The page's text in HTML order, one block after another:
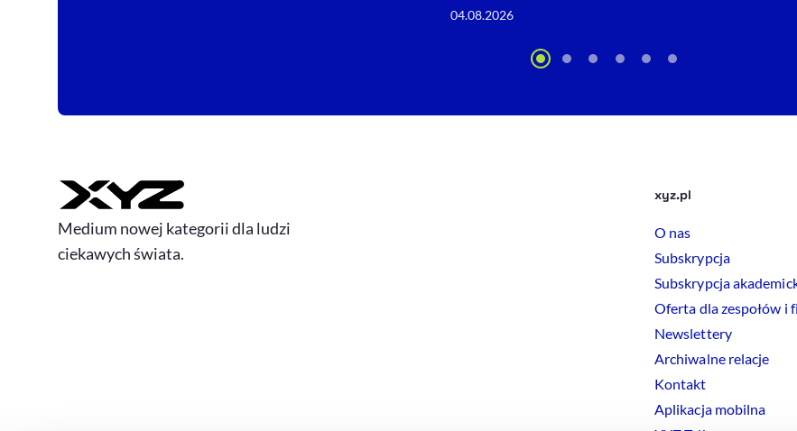
04.08.2026
Medium nowej kategorii dla ludzi
ciekawych świata.
xyz.pl
O nas
Subskrypcja
Subskrypcja
Oferta dla zespołów i
Newslettery
Archiwalne relacje
Kontakt
Aplikacja mobilna